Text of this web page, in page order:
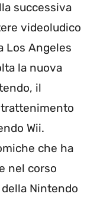
successiva
videoludico
Los Angeles
la nuova
il
Wii.
che ha
nel corso
Nintendo